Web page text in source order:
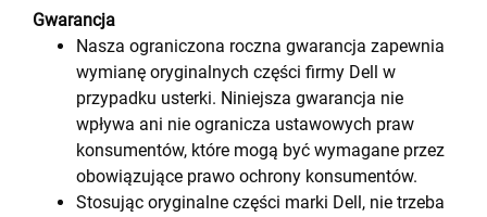
Gwarancja
Nasza ograniczona roczna gwarancja zapewnia
wymianę oryginalnych części firmy Dell w
przypadku usterki. Niniejsza gwarancja nie
wpływa ani nie ogranicza ustawowych praw
konsumentów, które mogą być wymagane przez
obowiązujące prawo ochrony konsumentów.
Stosując oryginalne części marki Dell, nie trzeba